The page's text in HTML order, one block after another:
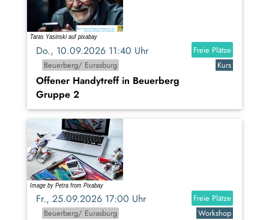
Do., 10.09.2026 11:40 Uhr
Freie Plätze
Beuerberg/ Eurasburg
Kurs
Offener Handytreff in Beuerberg
Gruppe 2
Fr., 25.09.2026 17:00 Uhr
Freie Plätze
Beuerberg/ Eurasburg
Workshop